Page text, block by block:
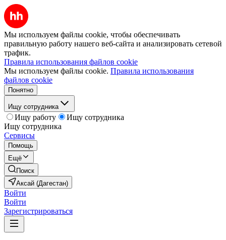
Мы используем файлы cookie, чтобы обеспечивать
правильную работу нашего веб-сайта и анализировать сетевой
трафик.
Правила использования файлов cookie
Мы используем файлы cookie. Правила использования
файлов cookie
Понятно
Ищу сотрудника
Ищу работу
Ищу сотрудника
Ищу сотрудника
Сервисы
Помощь
Ещё
Поиск
Аксай (Дагестан)
Войти
Войти
Зарегистрироваться